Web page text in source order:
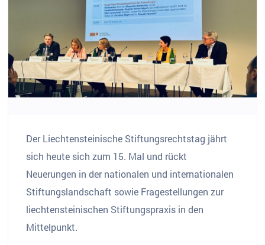
Der Liechtensteinische Stiftungsrechtstag jährt
sich heute sich zum 15. Mal und rückt
Neuerungen in der nationalen und internationalen
Stiftungslandschaft sowie Fragestellungen zur
liechtensteinischen Stiftungspraxis in den
Mittelpunkt.